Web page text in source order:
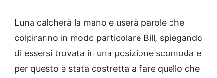
Luna calcherà la mano e userà parole che
colpiranno in modo particolare Bill, spiegando
di essersi trovata in una posizione scomoda e
per questo è stata costretta a fare quello che